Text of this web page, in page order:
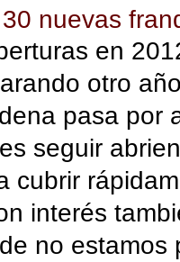
nuevas
en
otro
pasa por
seguir
cubrir
interés
no estamos